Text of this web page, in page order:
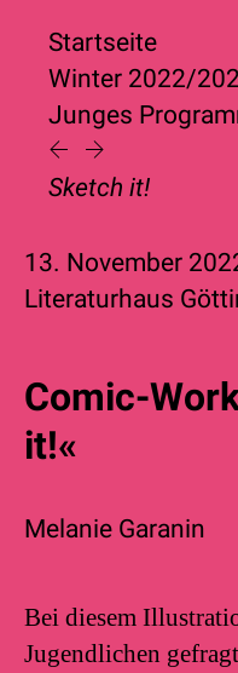
Startseite
Winter 2022/
Junges
Sketch it!
13. November
Literaturhaus
Comic-
it!«
Melanie Garanin
Bei diesem
Jugendlichen